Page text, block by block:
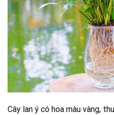
Cây lan ý có hoa màu vàng,